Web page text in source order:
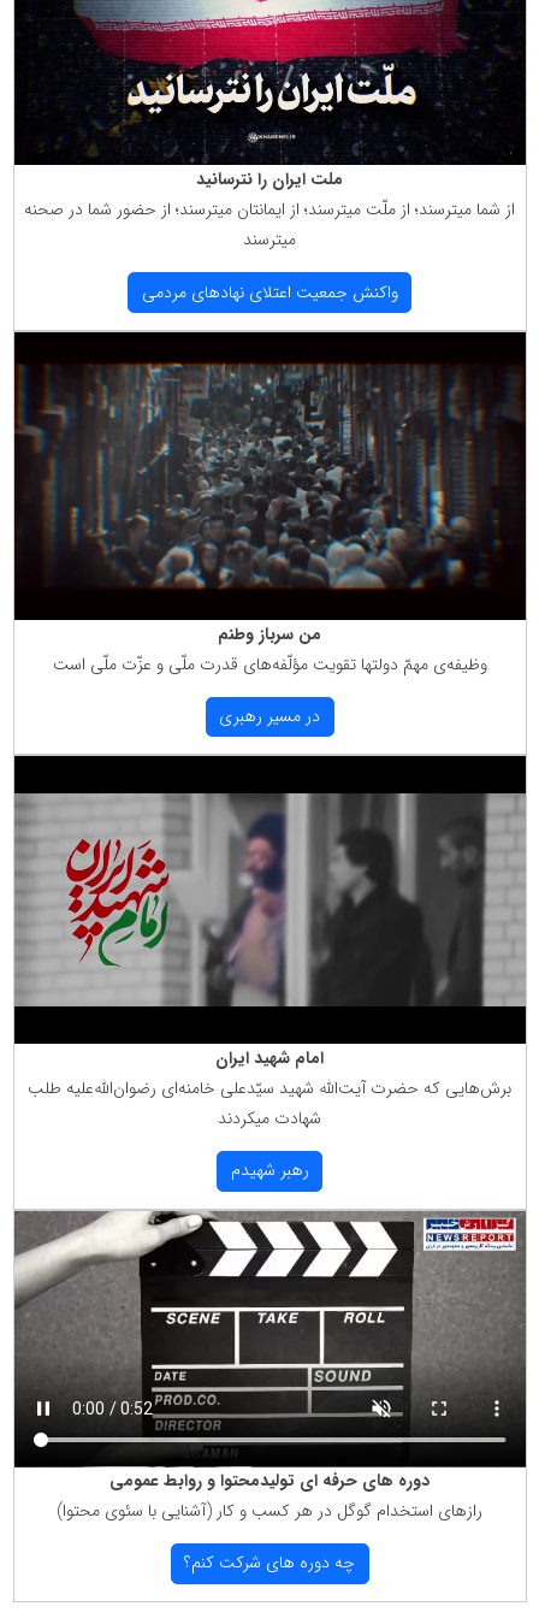
ملت ایران را نترسانید
از شما میترسند؛ از ملّت میترسند؛ از ایمانتان میترسند؛ از حضور شما در صحنه
میترسند
واكنش جمعیت اعتلای نهادهای مردمی
من سرباز وطنم
وظیفه‌ی مهمّ دولتها تقویت مؤلّفه‌های قدرت ملّی و عزّت ملّی است
در مسیر رهبری
امام شهید ایران
برش‌هایی كه حضرت آیت‌الله شهید سیّدعلی خامنه‌ای رضوان‌الله‌علیه طلب
شهادت میكردند
رهبر شهیدم
دوره های حرفه ای تولیدمحتوا و روابط عمومی
رازهای استخدام گوگل در هر كسب و كار (آشنایی با سئوی محتوا)
چه دوره های شركت كنم؟